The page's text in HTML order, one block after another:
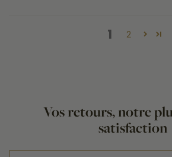
1 2
Vos retours, notre
satisfaction